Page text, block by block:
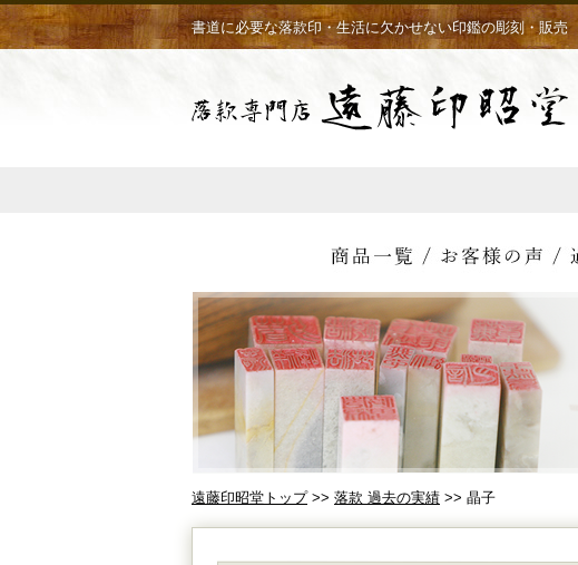
書道に必要な落款印・生活に欠かせない印鑑の彫刻・販
遠藤印昭堂トップ>> 落款 過去の実績 >> 晶子